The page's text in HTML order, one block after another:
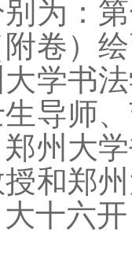
别为：
卷）
学书
导师
州大
和郑
十六